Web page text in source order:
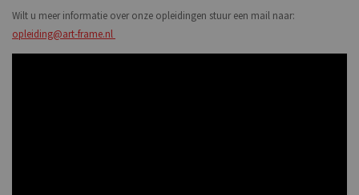
Wilt u meer informatie over onze opleidingen stuur een mail naar:
opleiding@art-frame.nl